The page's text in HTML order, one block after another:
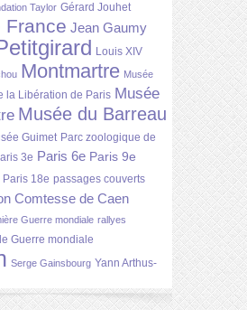
Taylor Gérard Jouhet
France Jean Gaumy
Louis XIV
Montmartre Musée
la Libération de Paris Musée
Musée du Barreau
Guimet Parc zoologique de
3e Paris 6e Paris 9e
Paris 18e passages couverts
Comtesse de Caen
Guerre mondiale rallyes
Guerre mondiale
Serge Gainsbourg Yann Arthus-